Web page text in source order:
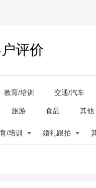
评价
教育/培训 交通/汽车
旅游 食品 其他
/培训 婚礼跟拍